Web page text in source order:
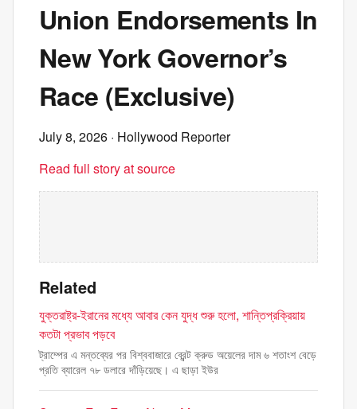
Union Endorsements In
New York Governor’s
Race (Exclusive)
July 8, 2026 · Hollywood Reporter
Read full story at source
Related
যুক্তরাষ্ট্র-ইরানের মধ্যে আবার কেন যুদ্ধ শুরু হলো, শান্তিপ্রক্রিয়ায়
কতটা প্রভাব পড়বে
ট্রাম্পের এ মন্তব্যের পর বিশ্ববাজারে ব্রেন্ট ক্রুড অয়েলের দাম ৬ শতাংশ বেড়ে
প্রতি ব্যারেল ৭৮ ডলারে দাঁড়িয়েছে। এ ছাড়া ইউর